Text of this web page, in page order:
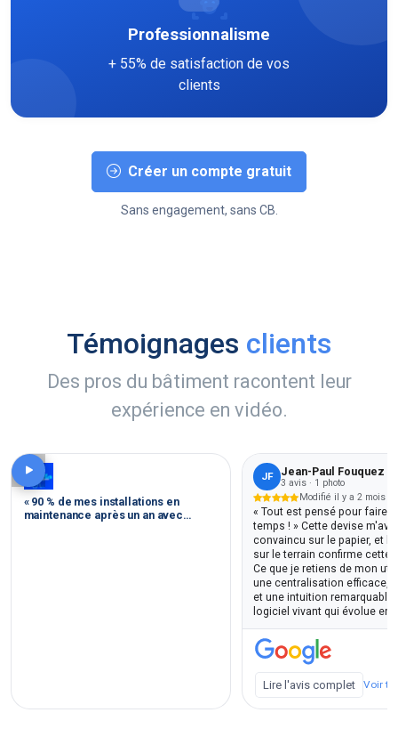
Professionnalisme
+ 55% de satisfaction de vos
clients
Créer un compte gratuit
Sans engagement, sans CB.
Témoignages clients
Des pros du bâtiment racontent leur
expérience en vidéo.
« 90 % de mes installations en
maintenance après un an avec
JF Jean-Paul Fouquez
3 avis · 1 photo
Modifié il y a 2 mois
« Tout est pensé pour faire
temps ! » Cette devise
convaincu sur le papier, et
sur le terrain confirme cette
Ce que je retiens de mon
une centralisation efficace,
et une intuition
logiciel vivant qui évolue en
client humaine. Le point le
marquant reste l'écoute de
Verdict : une attention aux
rare et précieuse. Bravo à
Lire l'avis complet Voir